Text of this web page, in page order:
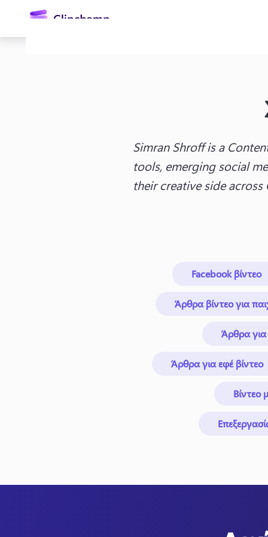
περιεχόμενο
Είσοδος
Simran Shroff is a
tools, emerging social
their creative side
Facebook βίντεο
Άρθρα βίντεο για
Άρθρα για
Άρθρα για εφέ βίντεο
Βίντεο